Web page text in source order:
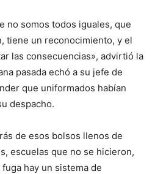
no somos todos iguales, que
tiene un reconocimiento, y el
las consecuencias», advirtió la
pasada echó a su jefe de
que uniformados habían
despacho.
de esos bolsos llenos de
escuelas que no se hicieron,
hay un sistema de